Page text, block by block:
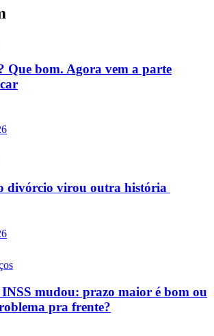
Que bom. Agora vem a parte
divórcio virou outra história
mudou: prazo maior é bom ou
pra frente?